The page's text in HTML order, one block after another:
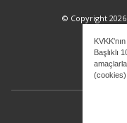
Başlıklı
(cookies)
© Copyright